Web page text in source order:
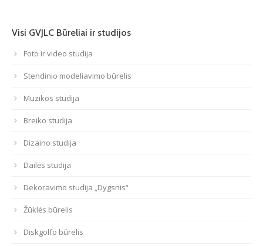
Visi GVJLC Būreliai ir studijos
Foto ir video studija
Stendinio modeliavimo būrelis
Muzikos studija
Breiko studija
Dizaino studija
Dailės studija
Dekoravimo studija „Dygsnis“
Žūklės būrelis
Diskgolfo būrelis